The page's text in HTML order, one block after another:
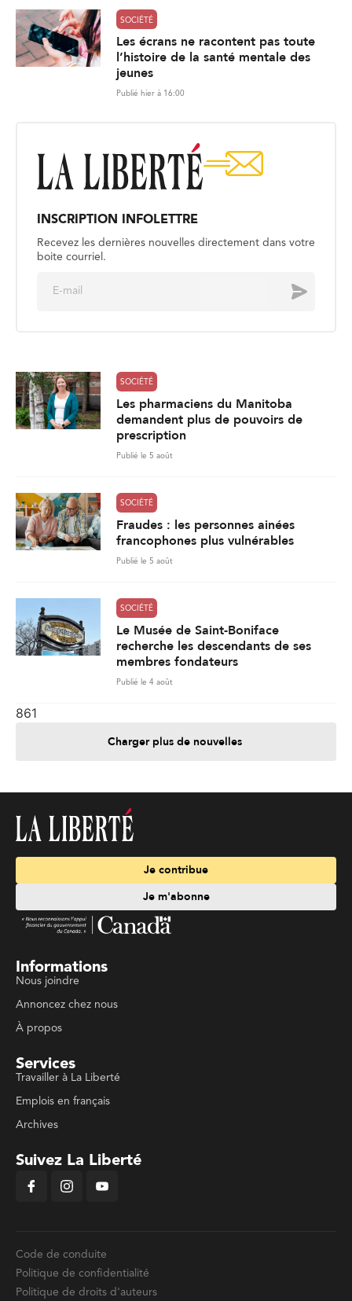
SOCIÉTÉ
Les écrans ne racontent pas toute
l’histoire de la santé mentale des
jeunes
Publié hier à 16:00
INSCRIPTION INFOLETTRE
Recevez les dernières nouvelles directement dans votre
boite courriel.
Envoyer
SOCIÉTÉ
Les pharmaciens du Manitoba
demandent plus de pouvoirs de
prescription
Publié le 5 août
SOCIÉTÉ
Fraudes : les personnes ainées
francophones plus vulnérables
Publié le 5 août
SOCIÉTÉ
Le Musée de Saint-Boniface
recherche les descendants de ses
membres fondateurs
Publié le 4 août
861
Charger plus de nouvelles
Je contribue
Je m'abonne
Informations
Nous joindre
Annoncez chez nous
À propos
Services
Travailler à La Liberté
Emplois en français
Archives
Suivez La Liberté
Code de conduite
Politique de confidentialité
Politique de droits d'auteurs